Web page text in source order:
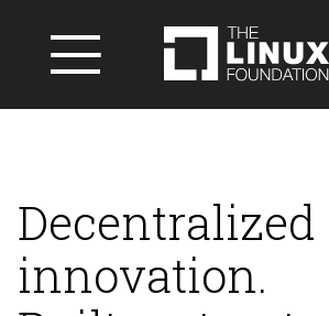
Decentralized
innovation.